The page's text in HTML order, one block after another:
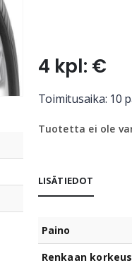
4 kpl: €
Toimitusaika: 10
Tuotetta ei ole
LISÄTIEDOT
Paino
Renkaan korkeus